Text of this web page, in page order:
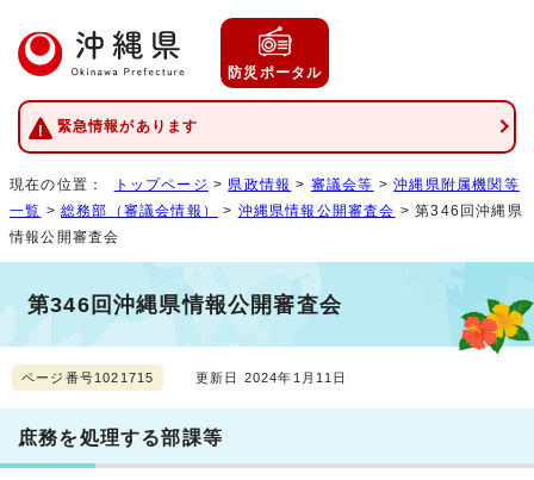
防災ポータル
緊急情報があります
現在の位置： トップページ > 県政情報 > 審議会等 >沖縄県附属機関等
一覧 >総務部（審議会情報） > 沖縄県情報公開審査会 > 第346回沖縄県
情報公開審査会
第346回沖縄県情報公開審査会
ページ番号1021715 更新日 2024年1月11日
庶務を処理する部課等